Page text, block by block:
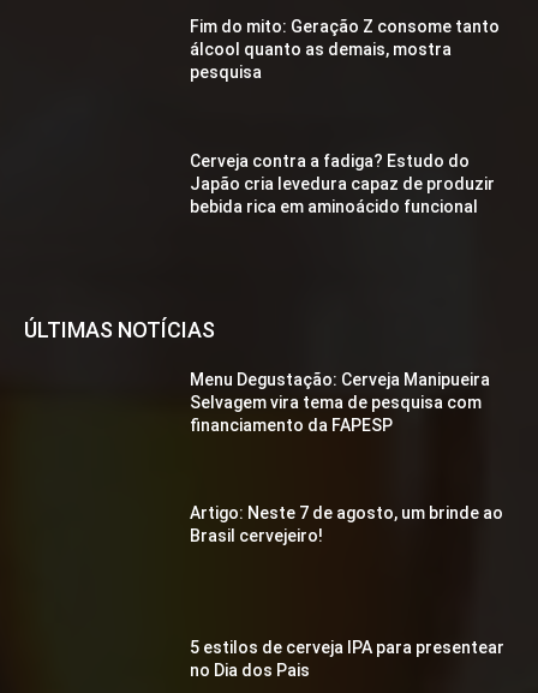
Fim do mito: Geração Z consome tanto
álcool quanto as demais, mostra
pesquisa
Cerveja contra a fadiga? Estudo do
Japão cria levedura capaz de produzir
bebida rica em aminoácido funcional
ÚLTIMAS NOTÍCIAS
Menu Degustação: Cerveja Manipueira
Selvagem vira tema de pesquisa com
financiamento da FAPESP
Artigo: Neste 7 de agosto, um brinde ao
Brasil cervejeiro!
5 estilos de cerveja IPA para presentear
no Dia dos Pais